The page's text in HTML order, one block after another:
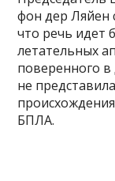
фон дер Ляйен
что речь идет
летательных
поверенного
не
БПЛА.